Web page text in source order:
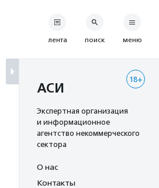
лента поиск меню
18+
АСИ
Экспертная организация
и информационное
агентство некоммерческого
сектора
О нас
Контакты